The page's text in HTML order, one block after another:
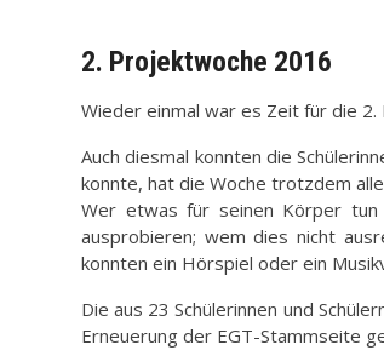
2. Projektwoche 2016
Wieder einmal war es Zeit für die
Auch diesmal konnten die
konnte, hat die Woche trotzdem
Wer etwas für seinen Körper tun
ausprobieren; wem dies nicht
konnten ein Hörspiel oder ein
Die aus 23 Schülerinnen und
Erneuerung der EGT-Stammseite